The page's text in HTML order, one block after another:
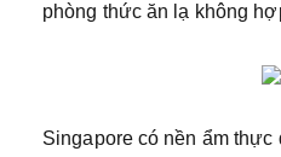
phòng thức ăn lạ không
Singapore có nền ẩm thực